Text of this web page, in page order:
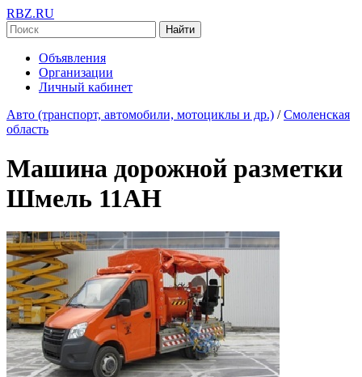
RBZ.RU
Найти
Объявления
Организации
Личный кабинет
Авто (транспорт, автомобили, мотоциклы и др.) / Смоленская
область
Машина дорожной разметки
Шмель 11АН